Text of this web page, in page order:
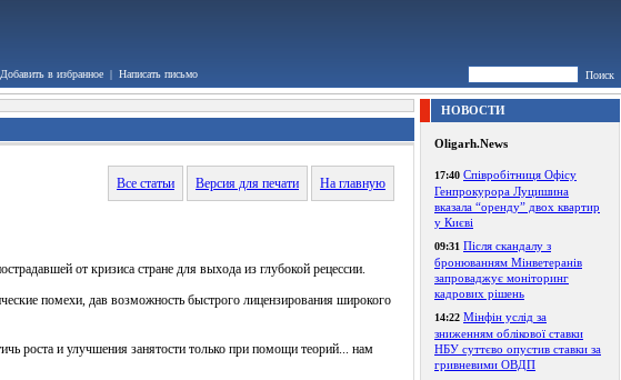
Добавить в избранное | Написать письмо Поиск
Все статьи Версия для печати На главную
от кризиса стране для выхода из глубокой рецессии.
помехи, дав возможность быстрого лицензирования широкого
роста и улучшения занятости только при помощи теорий... нам
НОВОСТИ
Oligarh.News
17:40 Співробітниця Офісу
Генпрокурора Луцишина
вказала “оренду” двох квартир
у Києві
09:31 Після скандалу з
бронюванням Мінветеранів
запроваджує моніторинг
кадрових рішень
14:22 Мінфін услід за
зниженням облікової ставки
НБУ суттєво опустив ставки за
гривневими ОВДП